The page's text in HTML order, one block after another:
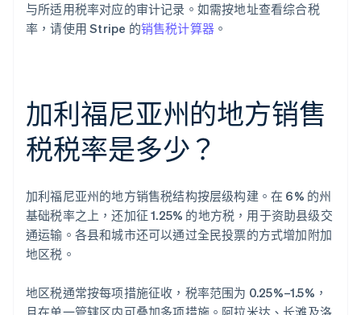
与所适用税率对应的审计记录。如需按地址查看综合税
率，请使用 Stripe 的销售税计算器 。
加利福尼亚州的地方销售
税税率是多少？
加利福尼亚州的地方销售税结构按层级构建。在 6% 的州
基础税率之上，还加征 1.25% 的地方税，用于资助县级交
通运输。各县和城市还可以通过全民投票的方式增加附加
地区税。
地区税通常按每项措施征收，税率范围为 0.25%–1.5%，